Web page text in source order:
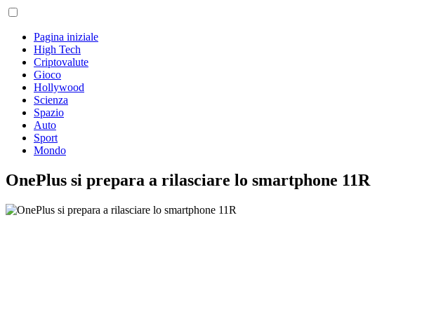
Pagina iniziale
High Tech
Criptovalute
Gioco
Hollywood
Scienza
Spazio
Auto
Sport
Mondo
OnePlus si prepara a rilasciare lo smartphone 11R